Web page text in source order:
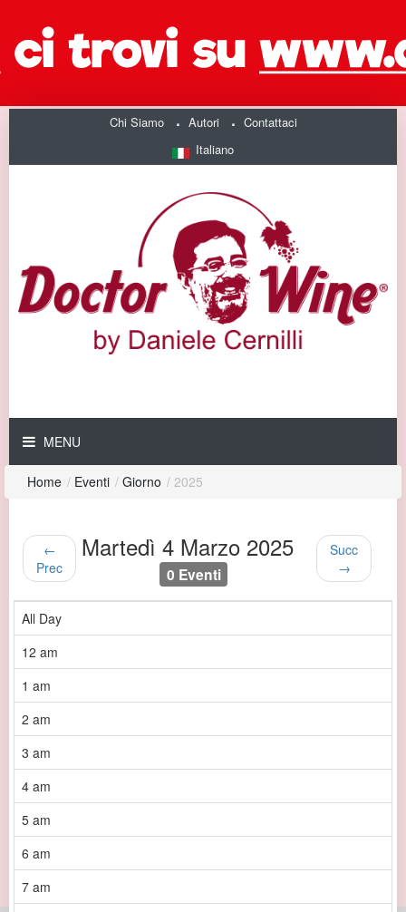
Chi Siamo Autori
Contattaci
Italiano
MENU
Home / Eventi / Giorno / 2025
←
Prec
Martedì 4 Marzo 2025
0 Eventi
Succ
→
All Day
12 am
1 am
2 am
3 am
4 am
5 am
6 am
7 am